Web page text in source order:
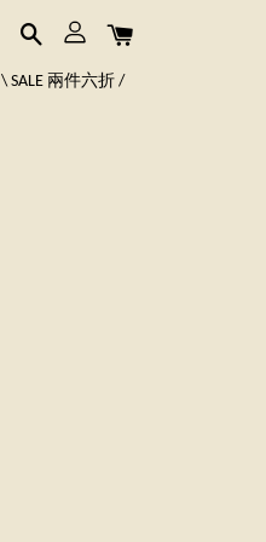
\ SALE 兩件六折 /